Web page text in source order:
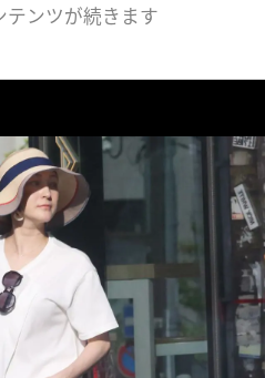
テンツが続きます